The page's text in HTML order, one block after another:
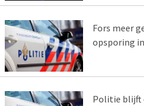
Fors meer
opsporing
Politie blijft